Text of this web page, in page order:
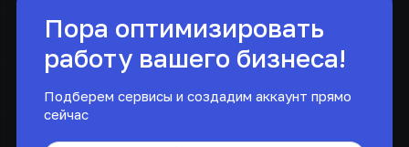
Пора оптимизировать
работу вашего бизнеса!
Подберем сервисы и создадим аккаунт прямо
сейчас